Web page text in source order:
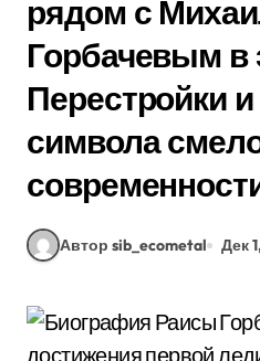
рядом с
Горбачевым в
Перестройки
символа
Автор sib_ecometal Дек